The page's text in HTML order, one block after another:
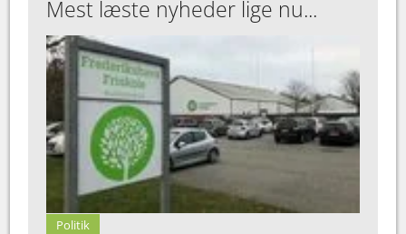
Mest læste nyheder lige nu...
Politik